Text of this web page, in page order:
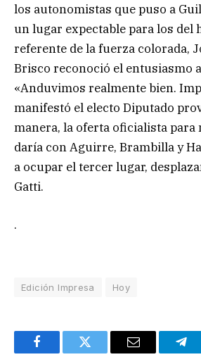
los autonomistas que puso a
un lugar expectable para los del
referente de la fuerza colorada,
Brisco reconoció el entusiasmo a
«Anduvimos realmente bien.
manifestó el electo Diputado
manera, la oferta oficialista para
daría con Aguirre, Brambilla y
a ocupar el tercer lugar,
Gatti.
.
Edición Impresa Hoy
FacebookTwitter Email